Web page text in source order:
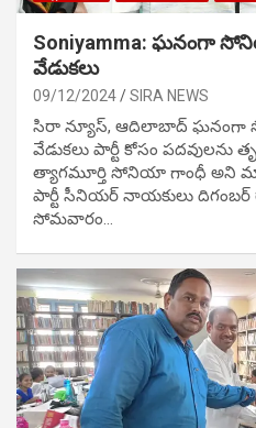
Soniyamma: ఘ‌నంగా
వేడుక‌లు
09/12/2024 SIRA NEWS
సిరా న్యూస్, ఆదిలాబాద్ ఘ‌నంగా
వేడుక‌లు పార్టీ కోసం ప‌ద‌వుల‌ను
త్యాగమూర్తి సోనియా గాంధీ అని మాజీ
పార్టీ సీనియ‌ర్ నాయ‌కులు దిగంబ‌ర్
సోమవారం…